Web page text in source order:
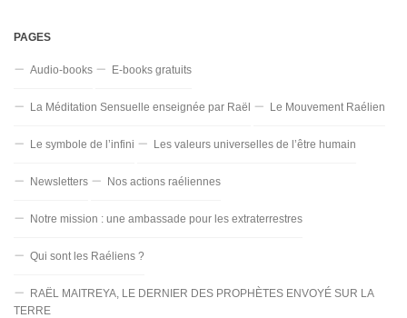
PAGES
Audio-books E-books gratuits
La Méditation Sensuelle enseignée par Raël Le Mouvement Raélien
Le symbole de l’infini Les valeurs universelles de l’être humain
Newsletters Nos actions raéliennes
Notre mission : une ambassade pour les extraterrestres
Qui sont les Raéliens ?
RAËL MAITREYA, LE DERNIER DES PROPHÈTES ENVOYÉ SUR LA
TERRE